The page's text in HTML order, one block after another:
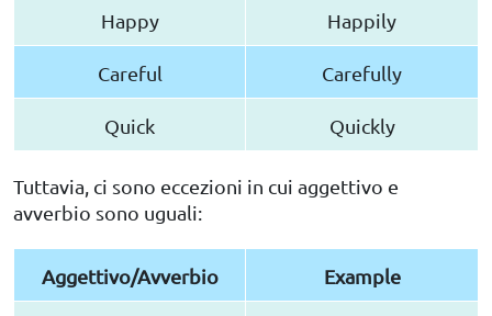
Happy Happily
Careful Carefully
Quick Quickly
Tuttavia, ci sono eccezioni in cui aggettivo e
avverbio sono uguali:
Aggettivo/Avverbio Example